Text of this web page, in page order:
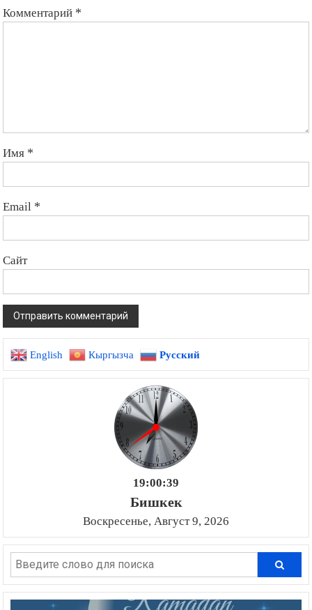
Комментарий *
Имя *
Email *
Сайт
English Кыргызча Русский
19:00:40
Бишкек
Воскресенье, Август 9, 2026